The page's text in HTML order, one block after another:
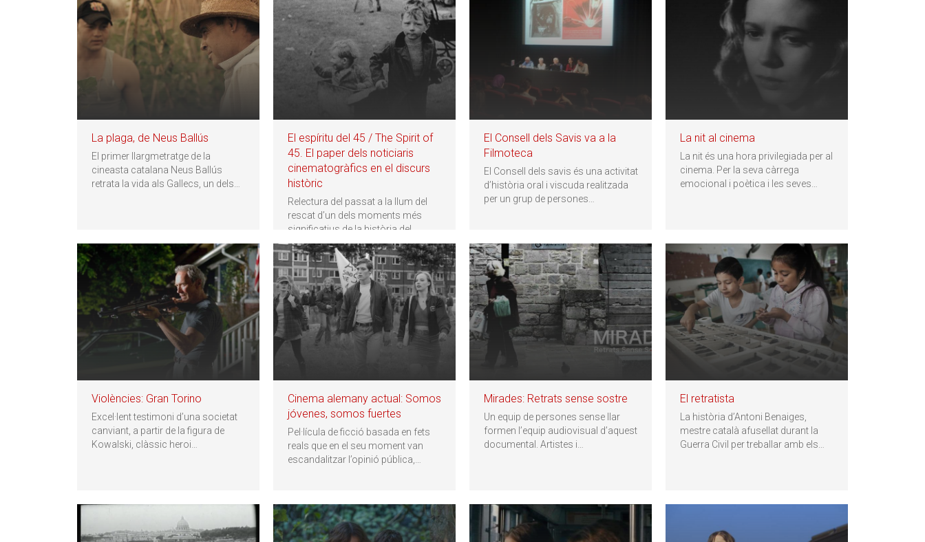
La plaga, de Neus Ballús
El primer llargmetratge de la
cineasta catalana Neus Ballús
retrata la vida als Gallecs, un dels
El espíritu del 45 / The Spirit of
45. El paper dels noticiaris
cinematogràfics en el discurs
històric
Relectura del passat a la llum del
rescat d’un dels moments més
significatius de la història del
El Consell dels Savis va a la
Filmoteca
El Consell dels savis és una activitat
d’història oral i viscuda realitzada
per un grup de persones
La nit al cinema
La nit és una hora privilegiada per al
cinema. Per la seva càrrega
emocional i poètica i les seves
Violències: Gran Torino
Excel·lent testimoni d’una societat
canviant, a partir de la figura de
Kowalski, clàssic heroi
Cinema alemany actual: Somos
jóvenes, somos fuertes
Pel·lícula de ficció basada en fets
reals que en el seu moment van
escandalitzar l’opinió pública,
Mirades: Retrats sense sostre
Un equip de persones sense llar
formen l’equip audiovisual d’aquest
documental. Artistes i
El retratista
La història d’Antoni Benaiges,
mestre català afusellat durant la
Guerra Civil per treballar amb els